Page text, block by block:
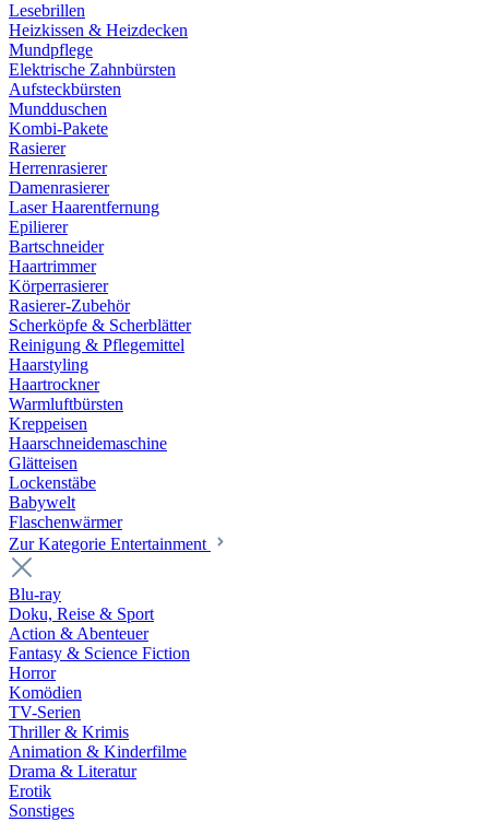
Lesebrillen
Heizkissen & Heizdecken
Mundpflege
Elektrische Zahnbürsten
Aufsteckbürsten
Mundduschen
Kombi-Pakete
Rasierer
Herrenrasierer
Damenrasierer
Laser Haarentfernung
Epilierer
Bartschneider
Haartrimmer
Körperrasierer
Rasierer-Zubehör
Scherköpfe & Scherblätter
Reinigung & Pflegemittel
Haarstyling
Haartrockner
Warmluftbürsten
Kreppeisen
Haarschneidemaschine
Glätteisen
Lockenstäbe
Babywelt
Flaschenwärmer
Zur Kategorie Entertainment
Blu-ray
Doku, Reise & Sport
Action & Abenteuer
Fantasy & Science Fiction
Horror
Komödien
TV-Serien
Thriller & Krimis
Animation & Kinderfilme
Drama & Literatur
Erotik
Sonstiges